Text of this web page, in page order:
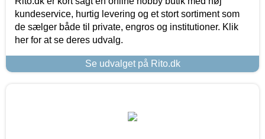
kundeservice, hurtig levering og et stort sortiment som
de sælger både til private, engros og institutioner. Klik
her for at se deres udvalg.
Se udvalget på Rito.dk